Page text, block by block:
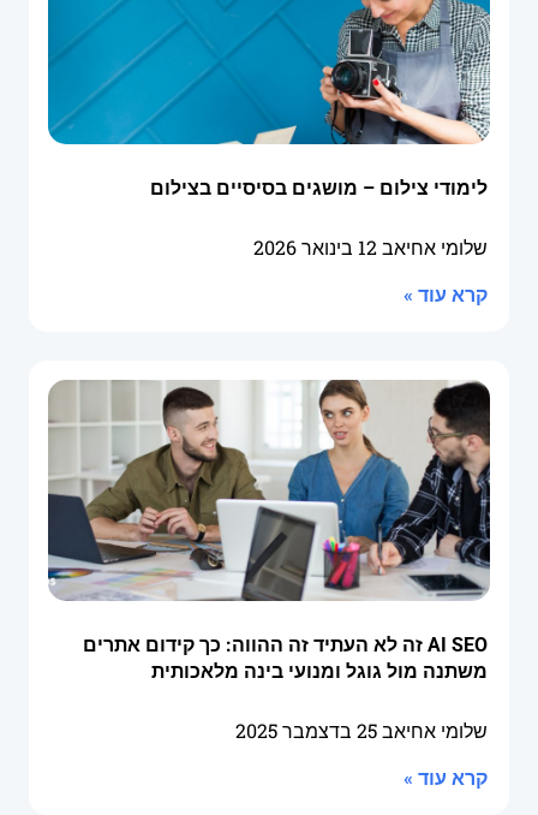
לימודי צילום – מושגים בסיסיים בצילום
שלומי אחיאב12 בינואר 2026
קרא עוד »
AI SEO זה לא העתיד זה ההווה: כך קידום אתרים
משתנה מול גוגל ומנועי בינה מלאכותית
שלומי אחיאב25 בדצמבר 2025
קרא עוד »